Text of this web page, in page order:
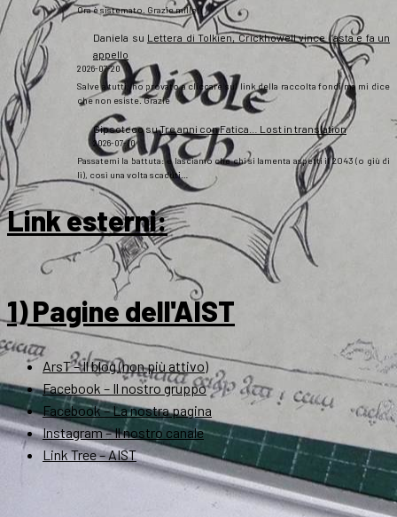
Ora è sistemato. Grazie mille!
Daniela su Lettera di Tolkien, Crickhowell vince l’asta e fa un
appello
2026-07-20
Salve a tutti, ho provato a cliccare sul link della raccolta fondi ma mi dice
che non esiste. Grazie
GipsotecosuTre anni con Fatica… Lost in translation
2026-07-10
Passatemi la battuta: e lasciamo che chi si lamenta aspetti il 2043 (o giù di
lì), così una volta scaduti…
Link esterni:
1) Pagine dell'AIST
ArsT – Il blog (non più attivo)
Facebook – Il nostro gruppo
Facebook – La nostra pagina
Instagram – Il nostro canale
Link Tree – AIST